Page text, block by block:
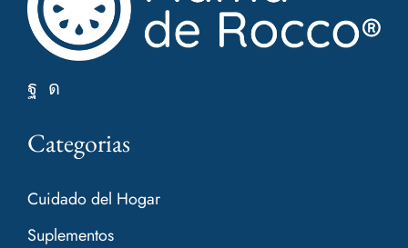
Categorias
Cuidado del Hogar
Suplementos